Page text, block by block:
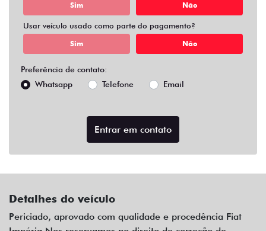
Sim Não
Usar veículo usado como parte do pagamento?
Sim Não
Preferência de contato:
Whatsapp
Telefone Email
Entrar em contato
Detalhes do veículo
Periciado, aprovado com qualidade e procedência Fiat